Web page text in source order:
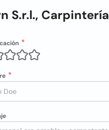
S.r.l., Carpintería